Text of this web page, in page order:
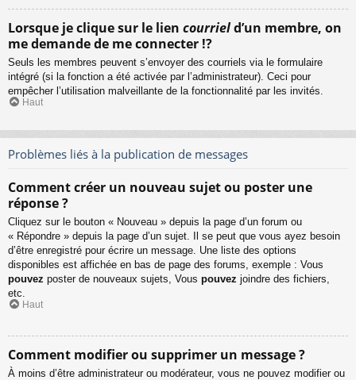
Lorsque je clique sur le lien courrield’un membre, on
me demande de me connecter !?
Seuls les membres peuvent s’envoyer des courriels via le formulaire
intégré (si la fonction a été activée par l’administrateur). Ceci pour
empêcher l’utilisation malveillante de la fonctionnalité par les invités.
Haut
Problèmes liés à la publication de messages
Comment créer un nouveau sujet ou poster une
réponse ?
Cliquez sur le bouton « Nouveau » depuis la page d’un forum ou
« Répondre » depuis la page d’un sujet. Il se peut que vous ayez besoin
d’être enregistré pour écrire un message. Une liste des options
disponibles est affichée en bas de page des forums, exemple : Vous
pouvez poster de nouveaux sujets, Vous pouvez joindre des fichiers,
etc.
Haut
Comment modifier ou supprimer un message ?
À moins d’être administrateur ou modérateur, vous ne pouvez modifier ou